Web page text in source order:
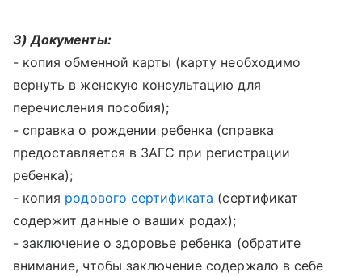
3) Документы:
- копия обменной карты (карту необходимо
вернуть в женскую консультацию для
перечисления пособия);
- справка о рождении ребенка (справка
предоставляется в ЗАГС при регистрации
ребенка);
- копия родового сертификата (сертификат
содержит данные о ваших родах);
- заключение о здоровье ребенка (обратите
внимание, чтобы заключение содержало в себе